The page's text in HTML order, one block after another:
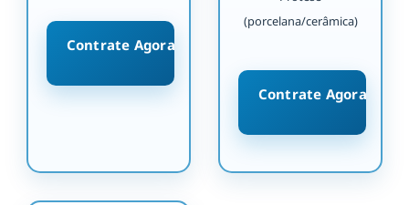
Contrate Agora
(porcelana/cerâmica)
Contrate Agora